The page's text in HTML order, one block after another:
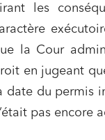
les
la Cour
en jugeant
date du permis
pas encore